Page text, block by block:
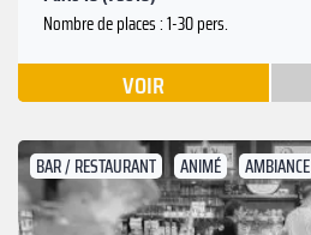
Nombre de places : 1-30 pers.
VOIR
BAR / RESTAURANT ANIMÉ AMBIANCE